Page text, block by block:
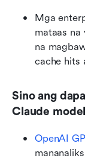
Mga
mataas na
na
cache hits
Sino ang
Claude
OpenAI